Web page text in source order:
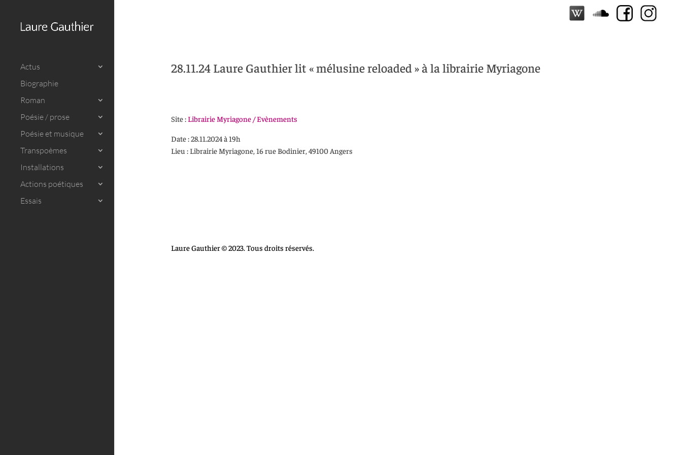
Actus
Biographie
Roman
Poésie / prose
Poésie et musique
Transpoèmes
Installations
Actions poétiques
Essais
28.11.24 Laure Gauthier lit « mélusine reloaded » à la librairie Myriagone
Site :Librairie Myriagone / Evènements
Date : 28.11.2024 à 19h
Lieu : Librairie Myriagone, 16 rue Bodinier, 49100 Angers
Laure Gauthier © 2023. Tous droits réservés.